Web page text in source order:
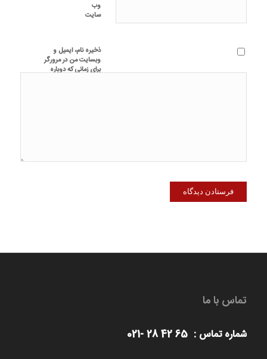
وب‌
سایت
ذخیره نام، ایمیل و
وبسایت من در مرورگر
برای زمانی که دوباره
تماس با ما
شماره تماس : 65 42 28 -021